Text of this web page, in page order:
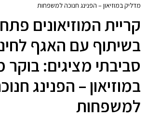
מדליק במוזיאון – הפנינג חנוכה למשפחות
קריית המוזיאונים
בשיתוף עם האגף
סביבתי מציגים: בוקר
במוזיאון – הפנינג
למשפחות